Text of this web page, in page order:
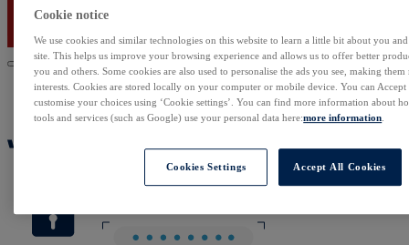
Cookie notice
We use cookies and similar technologies on this website to learn a little bit about you
site. This helps us improve your browsing experience and allows us to offer better
you and others. Some cookies are also used to personalise the ads you see, making
interests. Cookies are stored locally on your computer or mobile device. You can
customise your choices using ‘Cookie settings’. You can find more information about
tools and services (such as Google) use your personal data here:more information
Cookies Settings Accept All Cookies